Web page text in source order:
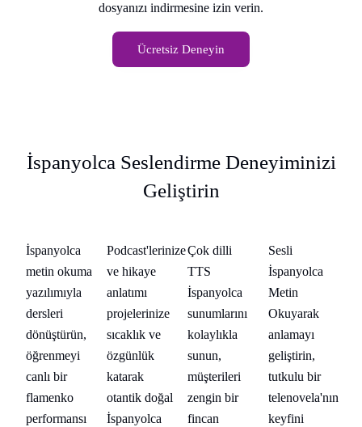
dosyanızı indirmesine izin verin.
Ücretsiz Deneyin
İspanyolca Seslendirme Deneyiminizi
Geliştirin
İspanyolca
metin okuma
yazılımıyla
dersleri
dönüştürün,
öğrenmeyi
canlı bir
flamenko
performansı
Oluşturucular
Podcast'lerinize
ve hikaye
anlatımı
projelerinize
sıcaklık ve
özgünlük
katarak
otantik doğal
İspanyolca
Çok dilli
TTS
İspanyolca
sunumlarını
kolaylıkla
sunun,
müşterileri
zengin bir
fincan
Öğrenenler
Sesli
İspanyolca
Metin
Okuyarak
anlamayı
geliştirin,
tutkulu bir
telenovela'nın
keyfini